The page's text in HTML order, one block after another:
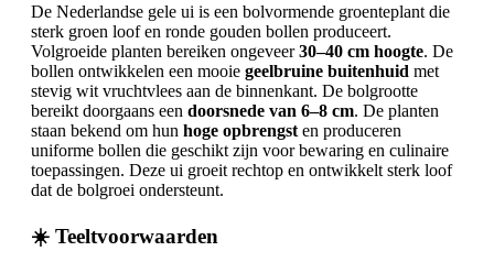
De Nederlandse gele ui is een bolvormende groenteplant die
sterk groen loof en ronde gouden bollen produceert.
Volgroeide planten bereiken ongeveer30–40 cm hoogte. De
bollen ontwikkelen een mooie geelbruine buitenhuid met
stevig wit vruchtvlees aan de binnenkant. De bolgrootte
bereikt doorgaans een doorsnede van 6–8 cm. De planten
staan bekend om hun hoge opbrengst en produceren
uniforme bollen die geschikt zijn voor bewaring en culinaire
toepassingen. Deze ui groeit rechtop en ontwikkelt sterk loof
dat de bolgroei ondersteunt.
☀️ Teeltvoorwaarden